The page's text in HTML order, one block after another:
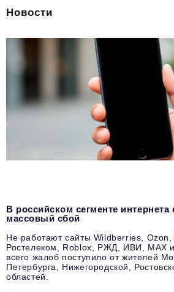
Новости
В российском сегменте интернета
массовый сбой
Не работают сайты Wildberries, Ozon,
Ростелеком, Roblox, РЖД, ИВИ, MAX
всего жалоб поступило от жителей
Петербурга, Нижегородской,
областей.